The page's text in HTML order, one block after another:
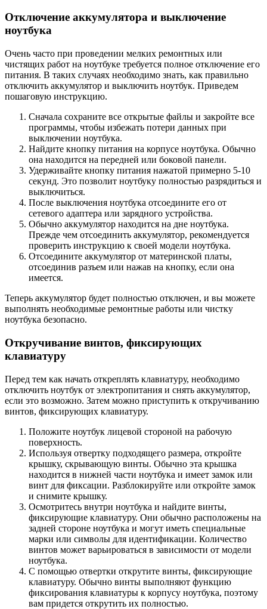
Отключение аккумулятора и выключение
ноутбука
Очень часто при проведении мелких ремонтных или
чистящих работ на ноутбуке требуется полное отключение его
питания. В таких случаях необходимо знать, как правильно
отключить аккумулятор и выключить ноутбук. Приведем
пошаговую инструкцию.
Сначала сохраните все открытые файлы и закройте все
программы, чтобы избежать потери данных при
выключении ноутбука.
Найдите кнопку питания на корпусе ноутбука. Обычно
она находится на передней или боковой панели.
Удерживайте кнопку питания нажатой примерно 5-10
секунд. Это позволит ноутбуку полностью разрядиться и
выключиться.
После выключения ноутбука отсоедините его от
сетевого адаптера или зарядного устройства.
Обычно аккумулятор находится на дне ноутбука.
Прежде чем отсоединить аккумулятор, рекомендуется
проверить инструкцию к своей модели ноутбука.
Отсоедините аккумулятор от материнской платы,
отсоединив разъем или нажав на кнопку, если она
имеется.
Теперь аккумулятор будет полностью отключен, и вы можете
выполнять необходимые ремонтные работы или чистку
ноутбука безопасно.
Откручивание винтов, фиксирующих
клавиатуру
Перед тем как начать откреплять клавиатуру, необходимо
отключить ноутбук от электропитания и снять аккумулятор,
если это возможно. Затем можно приступить к откручиванию
винтов, фиксирующих клавиатуру.
Положите ноутбук лицевой стороной на рабочую
поверхность.
Используя отвертку подходящего размера, откройте
крышку, скрывающую винты. Обычно эта крышка
находится в нижней части ноутбука и имеет замок или
винт для фиксации. Разблокируйте или откройте замок
и снимите крышку.
Осмотритесь внутри ноутбука и найдите винты,
фиксирующие клавиатуру. Они обычно расположены на
задней стороне ноутбука и могут иметь специальные
марки или символы для идентификации. Количество
винтов может варьироваться в зависимости от модели
ноутбука.
С помощью отвертки открутите винты, фиксирующие
клавиатуру. Обычно винты выполняют функцию
фиксирования клавиатуры к корпусу ноутбука, поэтому
вам придется открутить их полностью.